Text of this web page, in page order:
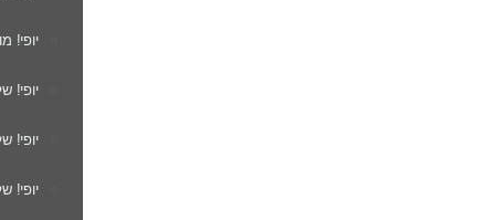
יופי!
יופי!
יופי!
יופי!